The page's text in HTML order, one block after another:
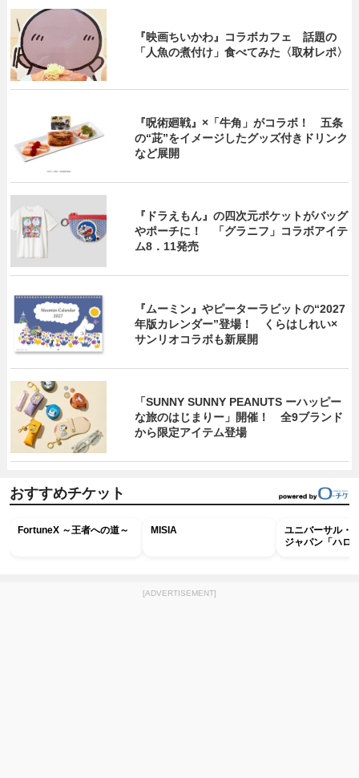
『映画ちいかわ』コラボカフェ 話題の
「人魚の煮付け」食べてみた〈取材レポ〉
『呪術廻戦』×「牛角」がコラボ！ 五条
の“茈”をイメージしたグッズ付きドリンク
など展開
『ドラえもん』の四次元ポケットがバッグ
やポーチに！ 「グラニフ」コラボアイテ
ム8．11発売
『ムーミン』やピーターラビットの“2027
年版カレンダー”登場！ くらはしれい×
サンリオコラボも新展開
「SUNNY SUNNY PEANUTS ーハッピー
な旅のはじまりー」開催！ 全9ブランド
から限定アイテム登場
おすすめチケット
FortuneX ～王者への道～ MISIA
ユニバーサル・
ジャパン「ハロ
[ADVERTISEMENT]